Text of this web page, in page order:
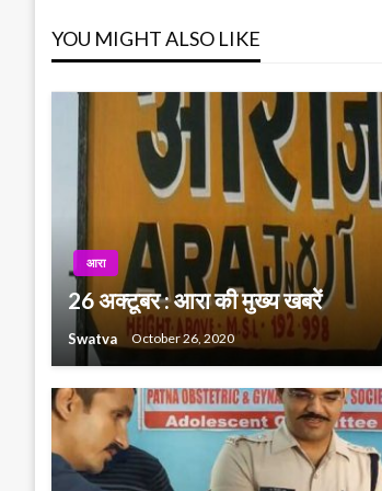
YOU MIGHT ALSO LIKE
आरा
26 अक्टूबर : आरा की मुख्य खबरें
Swatva October 26, 2020